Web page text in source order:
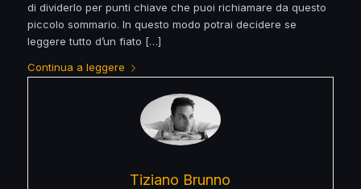
di dividerlo per punti chiave che puoi richiamare da questo
piccolo sommario. In questo modo potrai decidere se
leggere tutto d’un fiato […]
Continua a leggere
Tiziano Brunno